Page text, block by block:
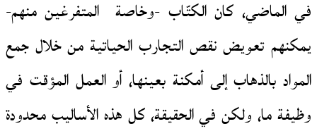
في الماضي، كان الكتّاب -وخاصة المتفرغين منهم-
يمكنهم تعويض نقص التجارب الحياتية من خلال جمع
المواد بالذهاب إلى أمكنة بعينها، أو العمل المؤقت في
وظيفة ما، ولكن في الحقيقة، كل هذه الأساليب محدودة